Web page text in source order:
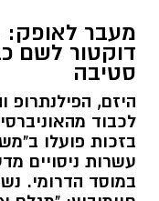
מעבר לאופק:
דוקטור לשם
סטיבה
היזם, הפילנתרופ
לכבוד
בזכות פועלו
עשרות ניסויים
במוסד הדרומי.